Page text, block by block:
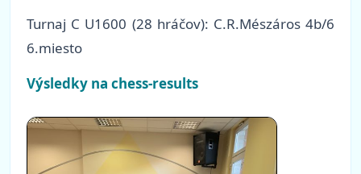
Turnaj C U1600 (28 hráčov): C.R.Mészáros 4b/6
6.miesto
Výsledky na chess-results